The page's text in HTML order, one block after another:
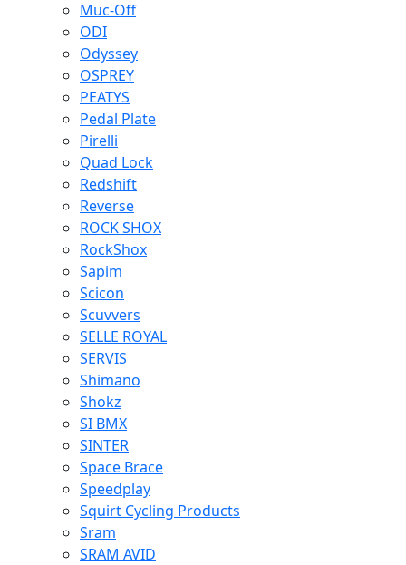
Muc-Off
ODI
Odyssey
OSPREY
PEATYS
Pedal Plate
Pirelli
Quad Lock
Redshift
Reverse
ROCK SHOX
RockShox
Sapim
Scicon
Scuvvers
SELLE ROYAL
SERVIS
Shimano
Shokz
SI BMX
SINTER
Space Brace
Speedplay
Squirt Cycling Products
Sram
SRAM AVID